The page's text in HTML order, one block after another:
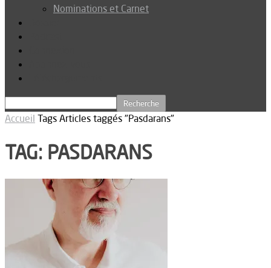
Nominations et Carnet
Accueil Tags Articles taggés "Pasdarans"
TAG: PASDARANS